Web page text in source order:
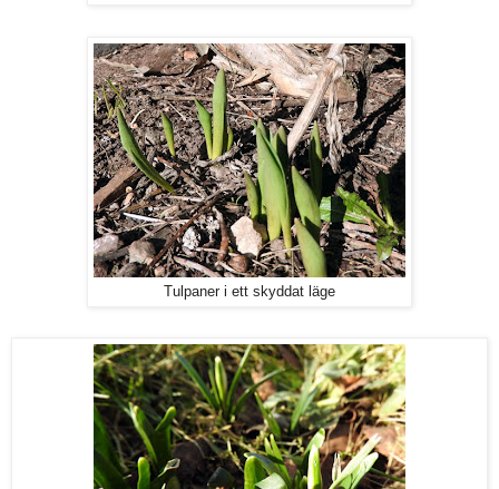
Tulpaner i ett skyddat läge